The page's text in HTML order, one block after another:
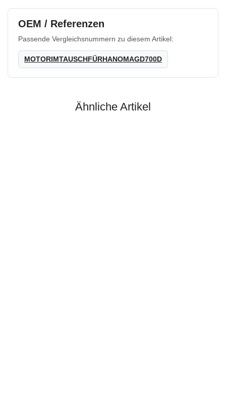
OEM / Referenzen
Passende Vergleichsnummern zu diesem Artikel:
MOTORIMTAUSCHFÜRHANOMAGD700D
Ähnliche Artikel